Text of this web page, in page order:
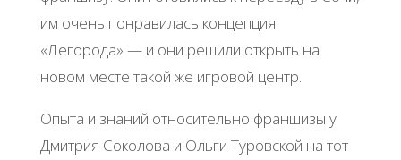
им очень понравилась концепция
«Легорода» — и они решили открыть на
новом месте такой же игровой центр.
Опыта и знаний относительно франшизы у
Дмитрия Соколова и Ольги Туровской на тот